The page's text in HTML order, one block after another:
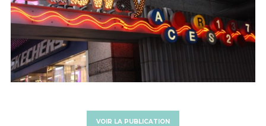
VOIR LA PUBLICATION